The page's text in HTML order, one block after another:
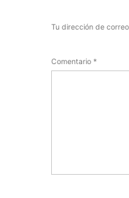
Tu dirección de
Comentario *